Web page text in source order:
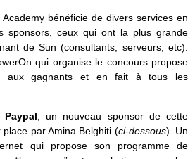
bénéficie de divers services en
sponsors, ceux qui ont la plus grande
de Sun (consultants, serveurs, etc).
qui organise le concours propose
aux gagnants et en fait à tous les
Paypal , un nouveau sponsor de cette
par Amina Belghiti (ci-dessous). Un
qui propose son programme de